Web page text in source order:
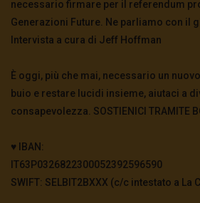
necessario firmare per il referendum
Generazioni Future. Ne parliamo con il
Intervista a cura di Jeff Hoffman
È oggi, più che mai, necessario un
buio e restare lucidi insieme, aiutaci a
consapevolezza. SOSTIENICI TRAMITE
♥️ IBAN:
IT63P0326822300052392596590
SWIFT: SELBIT2BXXX (c/c intestato a La